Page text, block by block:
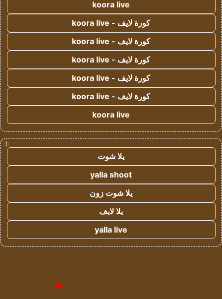
koora live
كورة لايف - koora live
كورة لايف - koora live
كورة لايف - koora live
كورة لايف - koora live
كورة لايف - koora live
koora live
!
يلا شوت
yalla shoot
يلا شوت زون
يلا لايف
yalla live